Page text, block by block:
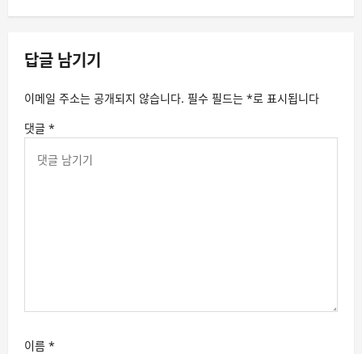
답글 남기기
이메일 주소는 공개되지 않습니다. 필수 필드는 *로 표시됩니다
댓글 *
이름 *